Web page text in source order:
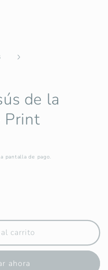
de la
Print
pantalla de pago.
carrito
ahora